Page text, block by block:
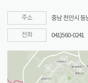
주소 충남 천안시 동
전화 041)560-0241